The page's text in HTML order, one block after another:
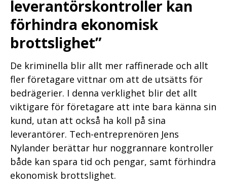
leverantörskontroller kan
förhindra ekonomisk
brottslighet”
De kriminella blir allt mer raffinerade och allt
fler företagare vittnar om att de utsätts för
bedrägerier. I denna verklighet blir det allt
viktigare för företagare att inte bara känna sin
kund, utan att också ha koll på sina
leverantörer. Tech-entreprenören Jens
Nylander berättar hur noggrannare kontroller
både kan spara tid och pengar, samt förhindra
ekonomisk brottslighet.